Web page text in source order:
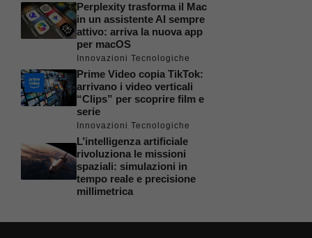
Perplexity trasforma il Mac
in un assistente AI sempre
attivo: arriva la nuova app
per macOS
Innovazioni Tecnologiche
Prime Video copia TikTok:
arrivano i video verticali
“Clips” per scoprire film e
serie
Innovazioni Tecnologiche
L’intelligenza artificiale
rivoluziona le missioni
spaziali: simulazioni in
tempo reale e precisione
millimetrica